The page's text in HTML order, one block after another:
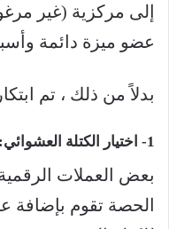
إلى مركزية (غير
عضو ميزة دائمة
بدلاً من ذلك ، تم
1- اختيار الكتلة العشوائي:
بعض العملات
الحصة تقوم بإضافة